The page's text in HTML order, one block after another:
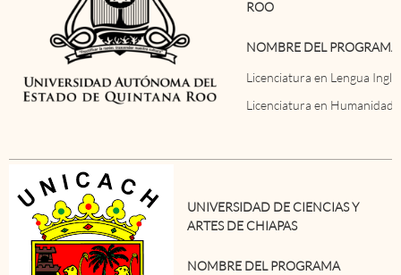
ROO
NOMBRE DEL PROGRAMA
Licenciatura en Lengua
Licenciatura en
UNIVERSIDAD DE CIENCIAS Y
ARTES DE CHIAPAS
NOMBRE DEL PROGRAMA